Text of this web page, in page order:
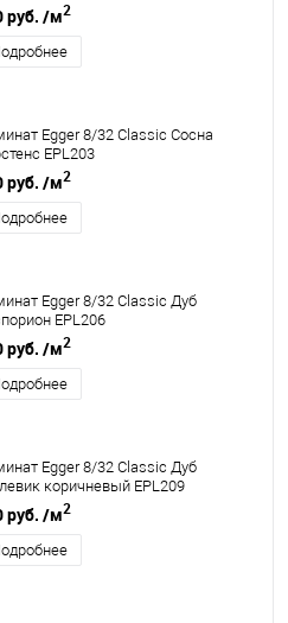
руб. /м2
Egger 8/32 Classic Сосна
EPL203
руб. /м2
Egger 8/32 Classic Дуб
EPL206
руб. /м2
Egger 8/32 Classic Дуб
коричневый EPL209
руб. /м2